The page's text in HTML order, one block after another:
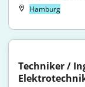
Hamburg
Techniker /